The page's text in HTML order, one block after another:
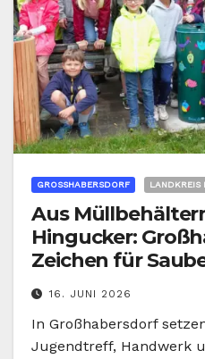
GROSSHABERSDORF LANDKREIS
Aus
Hingucker:
Zeichen für
16. JUNI 2026
In Großhabersdorf
Jugendtreff, Handwerk